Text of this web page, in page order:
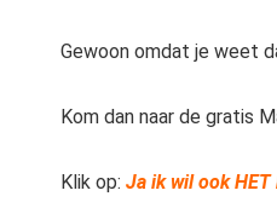
Gewoon omdat je weet
Kom dan naar de gratis
Klik op: Ja ik wil ook